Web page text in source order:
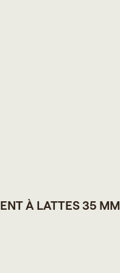
À LATTES 35 MM